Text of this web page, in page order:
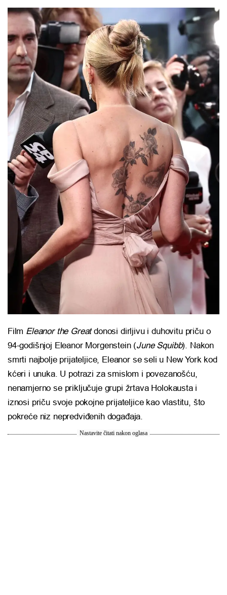
Film Eleanor the Greatdonosi dirljivu i duhovitu priču o
94-godišnjoj Eleanor Morgenstein (June Squibb). Nakon
smrti najbolje prijateljice, Eleanor se seli u New York kod
kćeri i unuka. U potrazi za smislom i povezanošću,
nenamjerno se priključuje grupi žrtava Holokausta i
iznosi priču svoje pokojne prijateljice kao vlastitu, što
pokreće niz nepredviđenih događaja.
Nastavite čitati nakon oglasa